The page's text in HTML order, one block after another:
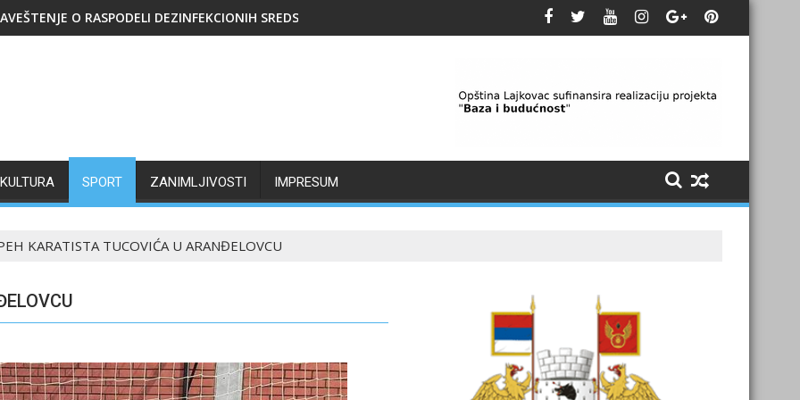
O RASPODELI DEZINFEKCIONIH SREDSTAVA
KULTURA SPORT ZANIMLJIVOSTI IMPRESUM
KARATISTA TUCOVIĆA U ARANĐELOVCU